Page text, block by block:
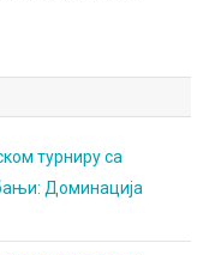
турниру са
Доминација